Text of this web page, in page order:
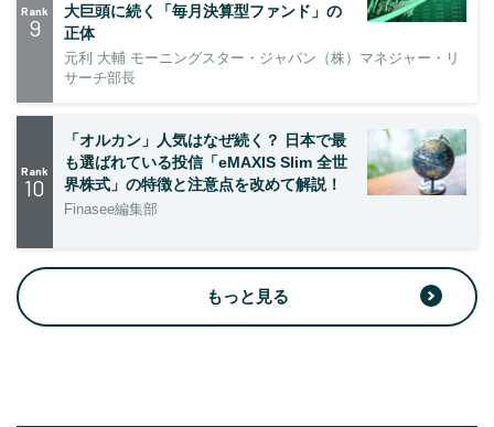
Rank
9
大巨頭に続く「毎月決算型ファンド」の
正体
元利 大輔 モーニングスター・ジャパン（株）マネジャー・リ
サーチ部長
Rank
10
「オルカン」人気はなぜ続く？ 日本で最
も選ばれている投信「eMAXIS Slim 全世
界株式」の特徴と注意点を改めて解説！
Finasee編集部
もっと見る